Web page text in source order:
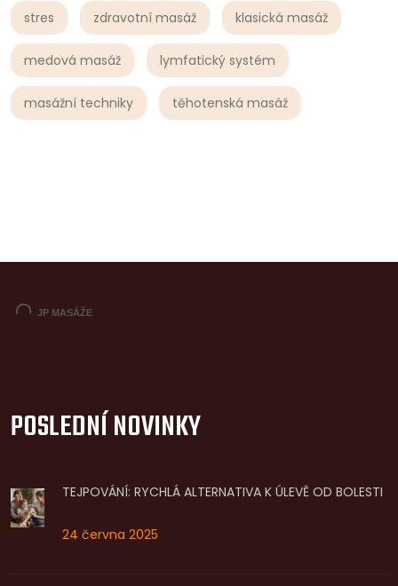
stres zdravotní masáž klasická masáž
medová masáž lymfatický systém
masážní techniky těhotenská masáž
POSLEDNÍ NOVINKY
TEJPOVÁNÍ: RYCHLÁ ALTERNATIVA K ÚLEVĚ OD BOLESTI
24 června 2025